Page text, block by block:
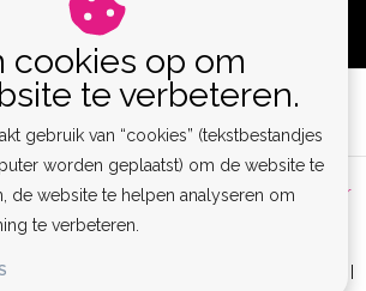
| Privacy Policy | Sitemap |
Disclaimer
RSS Feed
| Clubwear, Lingerie & Kinky Fashion XS-6XL |
cookies op om
te verbeteren.
gebruik van “cookies” (tekstbestandjes
worden geplaatst) om de website te
de website te helpen analyseren om
te verbeteren.